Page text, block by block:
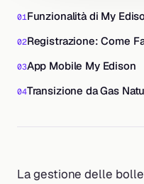
Funzionalità di My
Registrazione: Come
App Mobile My Edison
Transizione da Gas
La gestione delle